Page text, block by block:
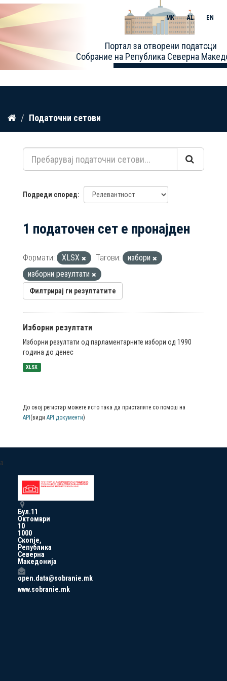
Прескокнете
содржина
Портал за отворени податоци
Собрание на Република Северна
MK AL EN
Toggle
Податочни сетови
Подреди според
1 податочен сет е пронајден
Формати: XLSX Тагови:
избори
изборни резултати
Филтрирај ги резултатите
Изборни резултати
Изборни резултати од парламентарните избори од 1990
година до денес
XLSX
До овој регистар можете исто така да пристапите со помош на
API (види API документи)
a
Бул.11
Октомври
10
1000
Скопје,
Република
Северна
Македонија
open.data@sobranie.mk
www.sobranie.mk